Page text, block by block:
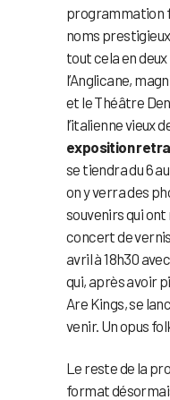
programmation
noms
tout cela en
l’Anglicane,
et le Théâtre
l’italienne vieux
exposition
se tiendra du 6
on y verra des
souvenirs qui ont
concert de
avril à 18h30 avec
qui, après avoir
Are Kings, se
venir. Un opus
Le reste de la
format